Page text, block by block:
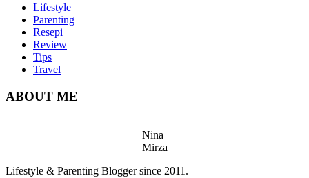
Lifestyle
Parenting
Resepi
Review
Tips
Travel
ABOUT ME
Nina
Mirza
Lifestyle & Parenting Blogger since 2011.